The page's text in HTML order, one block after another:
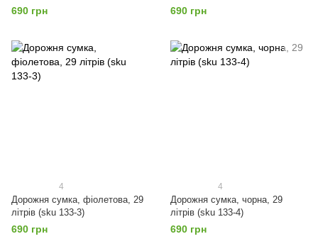
690 грн 690 грн
4
Дорожня сумка, фіолетова, 29
літрів (sku 133-3)
690 грн
4
Дорожня сумка, чорна, 29
літрів (sku 133-4)
690 грн